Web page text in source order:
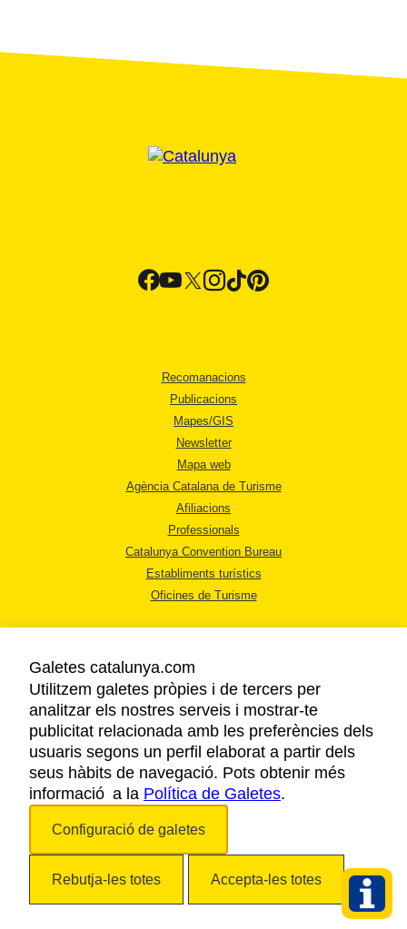
Recomanacions
Publicacions
Mapes/GIS
Newsletter
Mapa web
Agència Catalana de Turisme
Afiliacions
Professionals
Catalunya Convention Bureau
Establiments turístics
Oficines de Turisme
AVÍS LEGAL
POLÍTICA DE PRIVACITAT
COOKIES
ACCESSIBILITAT
Galetes catalunya.com
Utilitzem galetes pròpies i de tercers per
analitzar els nostres serveis i mostrar-te
publicitat relacionada amb les preferències dels
usuaris segons un perfil elaborat a partir dels
seus hàbits de navegació. Pots obtenir més
informació a la Política de Galetes.
Configuració de galetes
Rebutja-les totes Accepta-les totes